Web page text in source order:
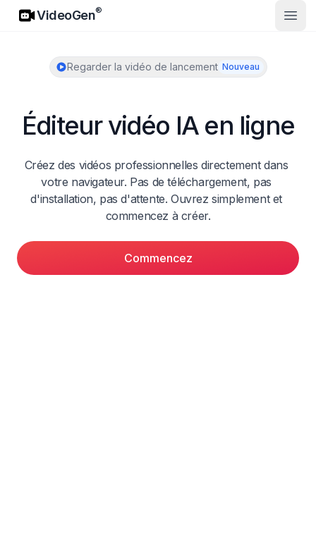
VideoGen
VideoGen®
Regarder la vidéo de lancement Nouveau
Éditeur vidéo IA en ligne
Créez des vidéos professionnelles directement dans
votre navigateur. Pas de téléchargement, pas
d'installation, pas d'attente. Ouvrez simplement et
commencez à créer.
Commencez